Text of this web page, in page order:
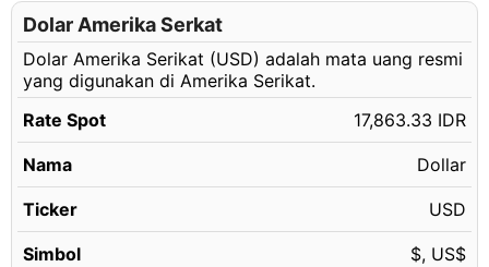
412.18 USD
412.19 USD
Rp7,363,085.99 IDR
412.20 USD
Rp7,363,264.63 IDR
412.21 USD
Rp7,363,443.26 IDR
412.22 USD
Rp7,363,621.89 IDR
412.23 USD
Rp7,363,800.53 IDR
412.24 USD
Rp7,363,979.16 IDR
Dolar Amerika Serkat
Dolar Amerika Serikat (USD) adalah mata uang resmi
yang digunakan di Amerika Serikat.
Rate Spot
17,863.33 IDR
Nama Dollar
Ticker USD
Simbol $, US$